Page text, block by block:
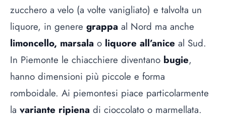
zucchero a velo (a volte vanigliato) e talvolta un
liquore, in genere grappa al Nord ma anche
limoncello, marsala o liquore all’anice al Sud.
In Piemonte le chiacchiere diventano bugie,
hanno dimensioni più piccole e forma
romboidale. Ai piemontesi piace particolarmente
la variante ripiena di cioccolato o marmellata.